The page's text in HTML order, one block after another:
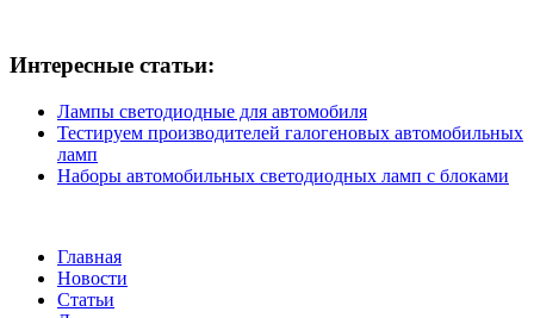
Интересные статьи:
Лампы светодиодные для автомобиля
Тестируем производителей галогеновых автомобильных
ламп
Наборы автомобильных светодиодных ламп с блоками
Главная
Новости
Статьи